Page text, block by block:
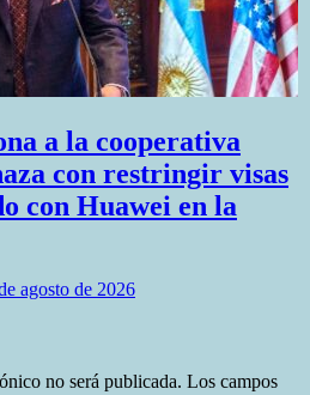
a la cooperativa
con restringir visas
con Huawei en la
agosto de 2026
no será publicada. Los campos